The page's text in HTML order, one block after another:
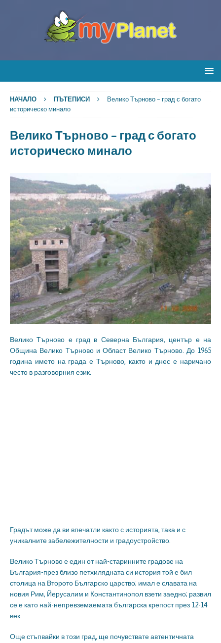
НАЧАЛО ПЪТЕПИСИ
Велико Търново – град с богато
историческо минало
Велико Търново – град с богато
историческо минало
Велико Търново е град в Северна България, център е на
Община Велико Търново и Област Велико Търново. До 1965
година името на града е Търново, както и днес е наричано
често в разговорния език.
Градът може да ви впечатли както с историята, така и с
уникалните забележителности и градоустройство.
Велико Търново е един от най-старинните градове на
България-през близо петхилядната си история той е бил
столица на Второто Българско царство; имал е славата на
новия Рим, Йерусалим и Константинопол взети заедно; развил
се е като най-непревземаемата българска крепост през 12-14
век.
Още стъпвайки в този град, ще почувствате автентичната